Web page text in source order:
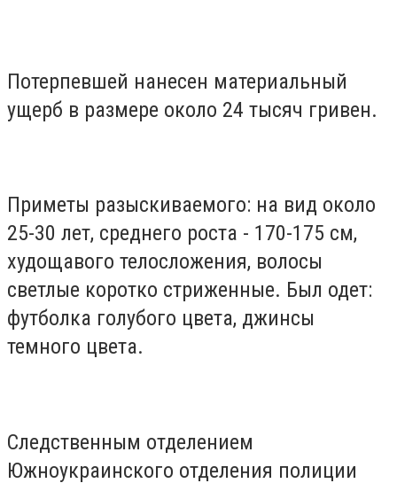
Потерпевшей нанесен материальный
ущерб в размере около 24 тысяч гривен.
Приметы разыскиваемого: на вид около
25-30 лет, среднего роста - 170-175 см,
худощавого телосложения, волосы
светлые коротко стриженные. Был одет:
футболка голубого цвета, джинсы
темного цвета.
Следственным отделением
Южноукраинского отделения полиции